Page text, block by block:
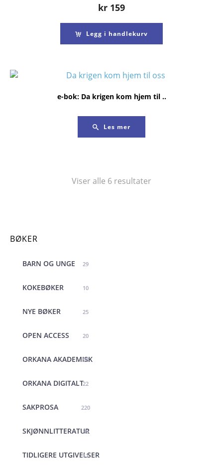
kr 159
Legg i handlekurv
e-bok: Da krigen kom hjem til ..
Les mer
Viser alle 6 resultater
BØKER
BARN OG UNGE 29
KOKEBØKER 10
NYE BØKER 25
OPEN ACCESS 20
ORKANA AKADEMISK
98
ORKANA DIGITALT22
SAKPROSA 220
SKJØNNLITTERATUR
35
TIDLIGERE UTGIVELSER
11